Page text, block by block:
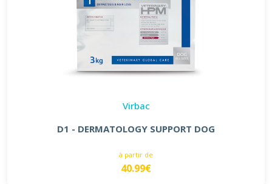
Virbac
D1 - DERMATOLOGY SUPPORT DOG
à partir de
40.99€